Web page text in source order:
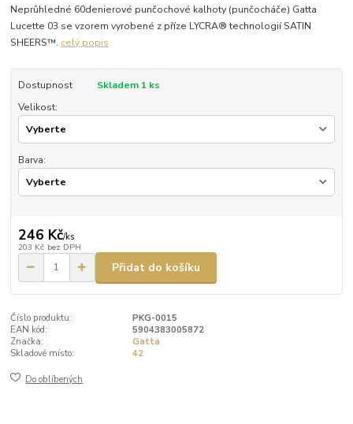
Neprůhledné 60denierové punčochové kalhoty (punčocháče) Gatta
Lucette 03 se vzorem vyrobené z příze LYCRA® technologií SATIN
SHEERS™. celý popis
Dostupnost
Skladem 1 ks
Velikost:
Barva:
246 Kč/ks
203 Kč bez DPH
Přidat do košíku
Číslo produktu:
PKG-0015
EAN kód:
5904383005872
Značka:
Gatta
Skladové místo:
42
Do oblíbených